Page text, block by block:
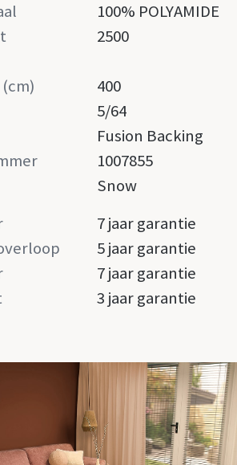
100% POLYAMIDE
2500
400
5/64
Fusion Backing
1007855
Snow
7 jaar garantie
5 jaar garantie
7 jaar garantie
3 jaar garantie